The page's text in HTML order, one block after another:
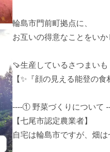
輪島市門前町拠点に、
お互いの得意なことをいか
🍠生産しているさつまい
【✨『顔の見える能登の
----① 野菜づくりについて
【七尾市認定農業者】
自宅は輪島市ですが、畑は